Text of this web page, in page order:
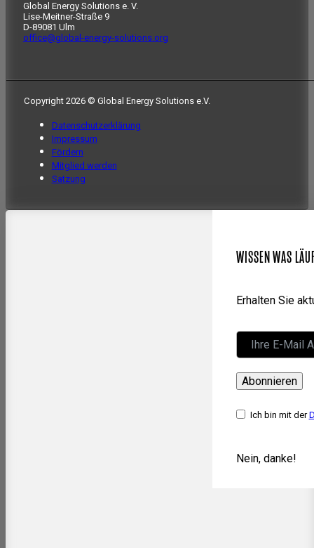
Global Energy Solutions e. V.
Lise-Meitner-Straße 9
D-89081 Ulm
office@global-energy-solutions.org
Copyright 2026 © Global Energy Solutions e.V.
Datenschutzerklärung
Impressum
Fördern
Mitglied werden
Satzung
WISSEN WAS
Erhalten Sie
Abonnieren
Ich bin mit der
Nein, danke!